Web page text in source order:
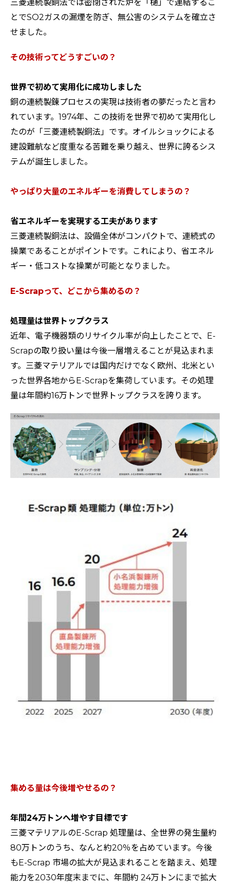
三菱連続製銅法では密閉された炉を「樋」で連結するこ
とでSO2ガスの漏煙を防ぎ、無公害のシステムを確立さ
せました。
その技術ってどうすごいの？
世界で初めて実用化に成功しました
銅の連続製錬プロセスの実現は技術者の夢だったと言わ
れています。1974年、この技術を世界で初めて実用化し
たのが「三菱連続製銅法」です。オイルショックによる
建設難航など度重なる苦難を乗り越え、世界に誇るシス
テムが誕生しました。
やっぱり大量のエネルギーを消費してしまうの？
省エネルギーを実現する工夫があります
三菱連続製銅法は、設備全体がコンパクトで、連続式の
操業であることがポイントです。これにより、省エネル
ギー・低コストな操業が可能となりました。
E-Scrapって、どこから集めるの？
処理量は世界トップクラス
近年、電子機器類のリサイクル率が向上したことで、E-
Scrapの取り扱い量は今後一層増えることが見込まれま
す。三菱マテリアルでは国内だけでなく欧州、北米とい
った世界各地からE-Scrapを集荷しています。その処理
量は年間約16万トンで世界トップクラスを誇ります。
集める量は今後増やせるの？
年間24万トンへ増やす目標です
三菱マテリアルのE-Scrap 処理量は、全世界の発生量約
80万トンのうち、なんと約20％を占めています。今後
もE-Scrap 市場の拡大が見込まれることを踏まえ、処理
能力を2030年度末までに、年間約 24万トンにまで拡大